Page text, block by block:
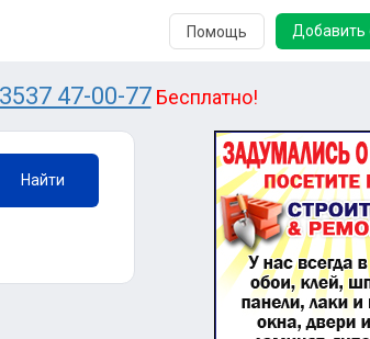
Помощь Добавить
47-00-77Бесплатно!
Найти